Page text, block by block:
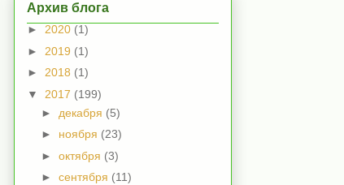
Архив блога
► 2020 (1)
► 2019 (1)
► 2018 (1)
▼ 2017 (199)
► декабря (5)
► ноября (23)
► октября (3)
► сентября (11)